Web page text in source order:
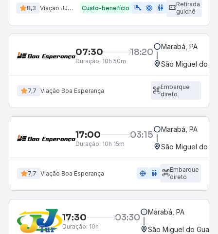
8,3 Viação JJ Tur Custo-benefício airline_seat_legroom_extra ac_unit wc
Retirada
guichê
07:30 18:20
Duração: 10h 50m
Marabá, PA
São Miguel do
7,7 Viação Boa Esperança
Embarque
direto
17:00 03:15
Duração: 10h 15m
Marabá, PA
São Miguel do
7,7 Viação Boa Esperança ac_unit wc
Embarque
direto
17:30 03:30
Duração: 10h
Marabá, PA
São Miguel do